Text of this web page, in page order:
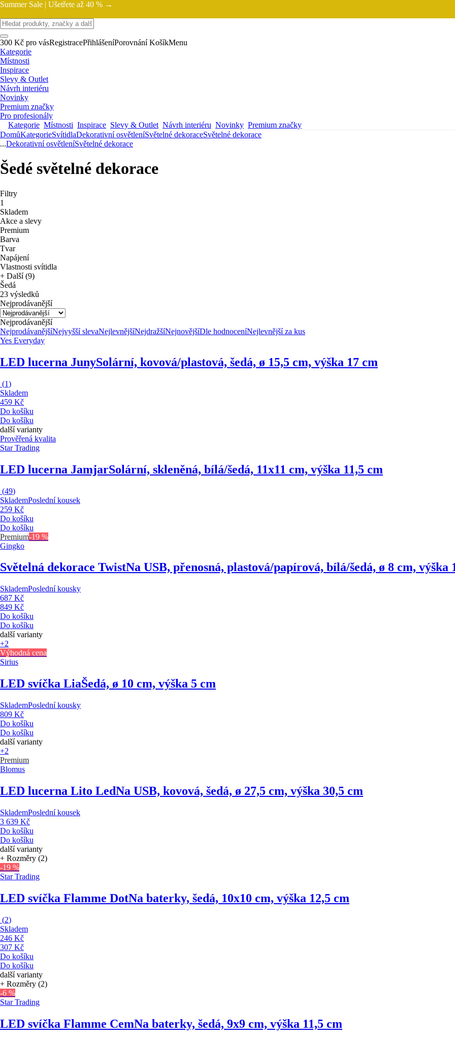
Summer Sale | Ušetřete až 40 % →
300 Kč pro vásRegistracePřihlášeníPorovnání KošíkMenu
Kategorie
Místnosti
Inspirace
Slevy & Outlet
Návrh interiéru
Novinky
Premium značky
Pro profesionály
Kategorie Místnosti Inspirace Slevy & Outlet Návrh interiéru Novinky Premium značky
DomůKategorieSvítidlaDekorativní osvětleníSvětelné dekoraceSvětelné dekorace
...Dekorativní osvětleníSvětelné dekorace
Šedé světelné dekorace
Filtry
1
Skladem
Akce a slevy
Premium
Barva
Tvar
Napájení
Vlastnosti svítidla
+ Další (9)
Šedá
23 výsledků
Nejprodávanější
Nejprodávanější
NejprodávanějšíNejvyšší slevaNejlevnějšíNejdražšíNejnovějšíDle hodnoceníNejlevnější za kus
Yes Everyday
LED lucerna JunySolární, kovová/plastová, šedá, ø 15,5 cm, výška 17 cm
(1)
Skladem
459 Kč
Do košíku
Do košíku
další varianty
Prověřená kvalita
Star Trading
LED lucerna JamjarSolární, skleněná, bílá/šedá, 11x11 cm, výška 11,5 cm
(49)
SklademPoslední kousek
259 Kč
Do košíku
Do košíku
Premium-19 %
Gingko
Světelná dekorace TwistNa USB, přenosná, plastová/papírová, bílá/šedá, ø 8 cm, výška
SklademPoslední kousky
687 Kč
849 Kč
Do košíku
Do košíku
další varianty
+2
Výhodná cena
Sirius
LED svíčka LiaŠedá, ø 10 cm, výška 5 cm
SklademPoslední kousky
809 Kč
Do košíku
Do košíku
další varianty
+2
Premium
Blomus
LED lucerna Lito LedNa USB, kovová, šedá, ø 27,5 cm, výška 30,5 cm
SklademPoslední kousek
3 639 Kč
Do košíku
Do košíku
další varianty
+ Rozměry (2)
-19 %
Star Trading
LED svíčka Flamme DotNa baterky, šedá, 10x10 cm, výška 12,5 cm
(2)
Skladem
246 Kč
307 Kč
Do košíku
Do košíku
další varianty
+ Rozměry (2)
-6 %
Star Trading
LED svíčka Flamme CemNa baterky, šedá, 9x9 cm, výška 11,5 cm